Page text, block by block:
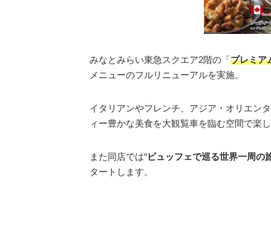
みなとみらい東急スクエア2階の「プレミア
メニューのフルリニューアルを実施。
イタリアンやフレンチ、アジア・オリエン
ィー豊かな美食を大観覧車を臨む空間で楽
また同店では“ビュッフェで巡る世界一周の
タートします。